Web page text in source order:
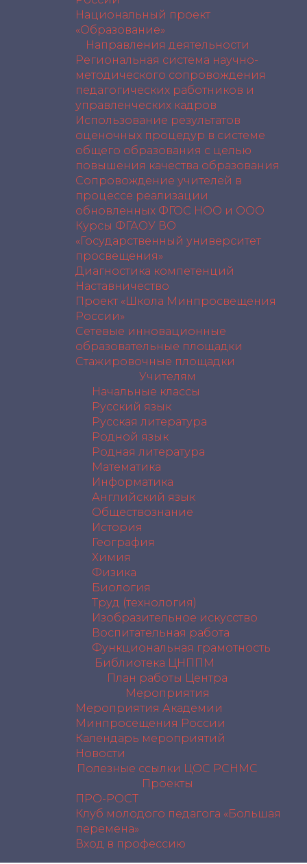
Национальный проект
«Образование»
Направления деятельности
Региональная система научно-
методического сопровождения
педагогических работников и
управленческих кадров
Использование результатов
оценочных процедур в системе
общего образования с целью
повышения качества образования
Сопровождение учителей в
процессе реализации
обновленных ФГОС НОО и ООО
Курсы ФГАОУ ВО
«Государственный университет
просвещения»
Диагностика компетенций
Наставничество
Проект «Школа Минпросвещения
России»
Сетевые инновационные
образовательные площадки
Стажировочные площадки
Учителям
Начальные классы
Русский язык
Русская литература
Родной язык
Родная литература
Математика
Информатика
Английский язык
Обществознание
История
География
Химия
Физика
Биология
Труд (технология)
Изобразительное искусство
Воспитательная работа
Функциональная грамотность
Библиотека ЦНППМ
План работы Центра
Мероприятия
Мероприятия Академии
Минпросещения России
Календарь мероприятий
Новости
Полезные ссылки ЦОС РСНМС
Проекты
ПРО-РОСТ
Клуб молодого педагога «Большая
перемена»
Вход в профессию